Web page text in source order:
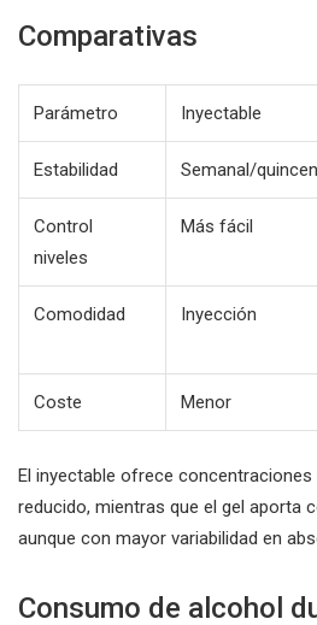
Comparativas
Parámetro Inyectable
Estabilidad Semanal/
Control
niveles
Más fácil
Comodidad Inyección
Coste Menor
El inyectable ofrece
reducido, mientras que el gel aporta
aunque con mayor variabilidad en
Consumo de alcohol